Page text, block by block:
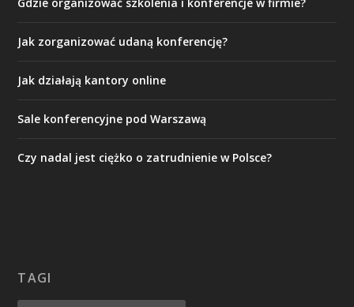
Jak zorganizować udaną konferencję?
Jak działają kantory online
Sale konferencyjne pod Warszawą
Czy nadal jest ciężko o zatrudnienie w Polsce?
TAGI